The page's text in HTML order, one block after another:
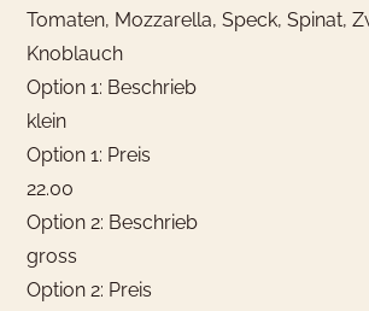
Tomaten, Mozzarella, Speck, Spinat,
Knoblauch
Option 1: Beschrieb
klein
Option 1: Preis
22.00
Option 2: Beschrieb
gross
Option 2: Preis